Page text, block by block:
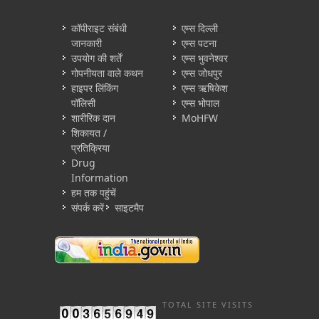
कॉपीराइट संबंधी
जानकारी
उपयोग की शर्तें
गोपनीयता वाले कथन
हाइपर लिंकिंग
पॉलिसी
शारीरिक दान
शिकायत /
प्रतिक्रिया
Drug
Information
हम तक पहुंचें
संपर्क करें
साइटमैप
एम्स दिल्ली
एम्स पटना
एम्स भुवनेश्वर
एम्स जोधपुर
एम्स ऋषिकेश
एम्स भोपाल
MoHFW
TOTAL SITE VISITS